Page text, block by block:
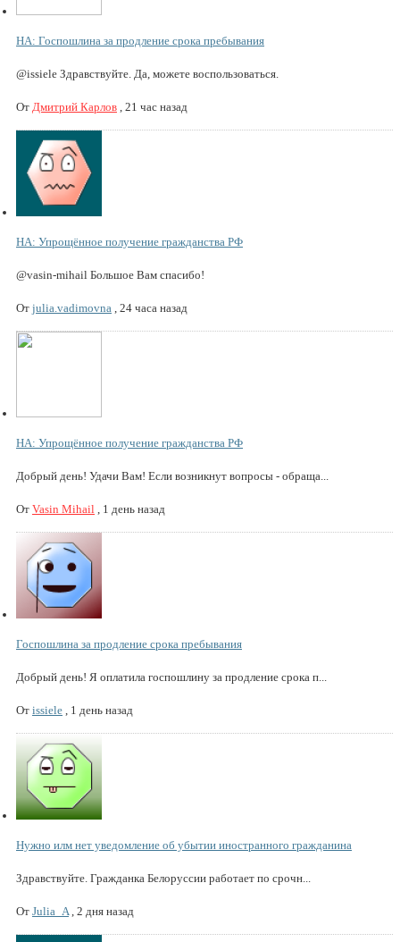
НА: Госпошлина за продление срока пребывания
@issiele Здравствуйте. Да, можете воспользоваться.
От Дмитрий Карлов , 21 час назад
НА: Упрощённое получение гражданства РФ
@vasin-mihail Большое Вам спасибо!
От julia.vadimovna , 24 часа назад
НА: Упрощённое получение гражданства РФ
Добрый день! Удачи Вам! Если возникнут вопросы - обраща...
От Vasin Mihail , 1 день назад
Госпошлина за продление срока пребывания
Добрый день! Я оплатила госпошлину за продление срока п...
От issiele , 1 день назад
Нужно илм нет уведомление об убытии иностранного гражданина
Здравствуйте. Гражданка Белоруссии работает по срочн...
От Julia_A, 2 дня назад